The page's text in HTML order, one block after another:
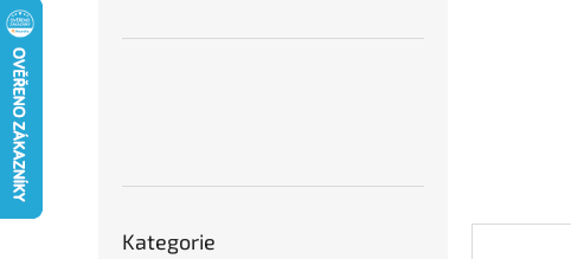
kategorie
Kategorie